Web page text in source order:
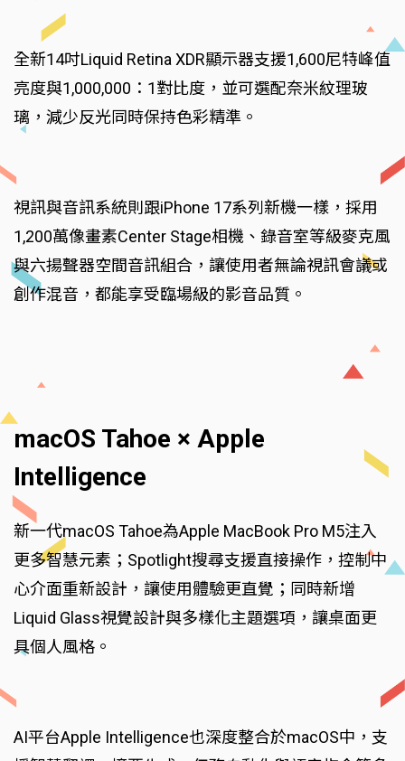
全新14吋Liquid Retina XDR顯示器支援1,600尼特峰值
亮度與1,000,000：1對比度，並可選配奈米紋理玻
璃，減少反光同時保持色彩精準。
視訊與音訊系統則跟iPhone 17系列新機一樣，採用
1,200萬像畫素Center Stage相機、錄音室等級麥克風
與六揚聲器空間音訊組合，讓使用者無論視訊會議或
創作混音，都能享受臨場級的影音品質。
macOS Tahoe × Apple
Intelligence
新一代macOS Tahoe為Apple MacBook Pro M5注入
更多智慧元素；Spotlight搜尋支援直接操作，控制中
心介面重新設計，讓使用體驗更直覺；同時新增
Liquid Glass視覺設計與多樣化主題選項，讓桌面更
具個人風格。
AI平台Apple Intelligence也深度整合於macOS中，支